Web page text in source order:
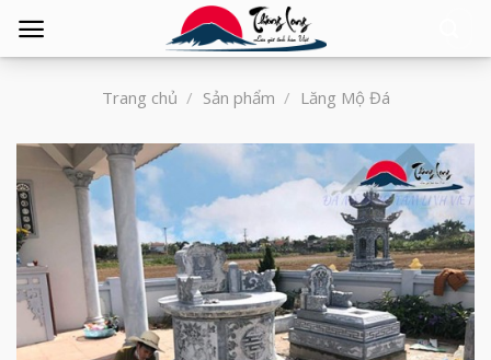
Trang chủ / Sản phẩm / Lăng Mộ Đá